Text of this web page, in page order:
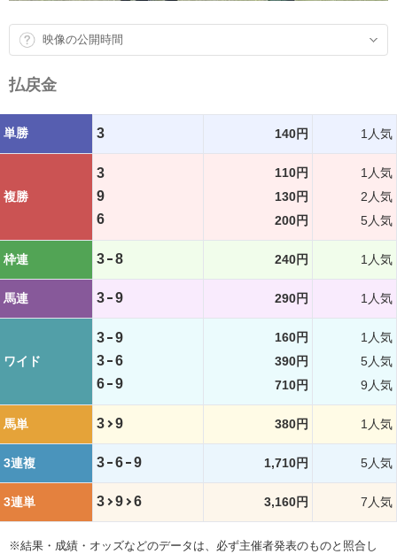
映像の公開時間
払戻金
単勝 3 140円 1人気
複勝
3
9
6
110円
130円
200円
1人気
2人気
5人気
枠連 3 8 240円 1人気
馬連 3 9 290円 1人気
ワイド
3
9
3
6
6
9
160円
390円
710円
1人気
5人気
9人気
馬単 3 9 380円 1人気
3連複 3 6 9 1,710円 5人気
3連単 3 9 6 3,160円 7人気
※結果・成績・オッズなどのデータは、必ず主催者発表のものと照合し